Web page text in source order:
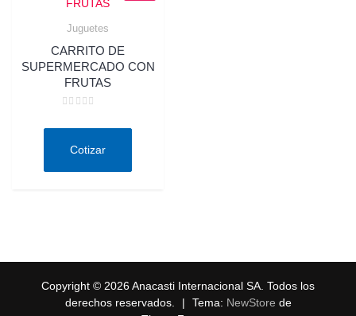
Juguetes
CARRITO DE
SUPERMERCADO CON
FRUTAS
deCotizar
Copyright © 2026 Anacasti Internacional SA. Todos los
derechos reservados.
| Tema: NewStore de